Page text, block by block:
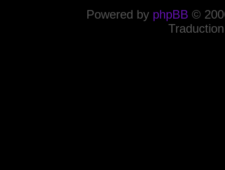
Powered by phpBB ©